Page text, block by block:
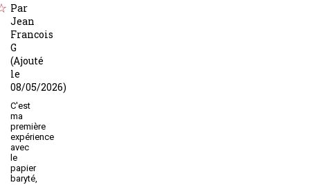
Par
Jean
Francois
G
(Ajouté
le
08/05/2026)
C'est
ma
première
expérience
avec
le
papier
baryté,